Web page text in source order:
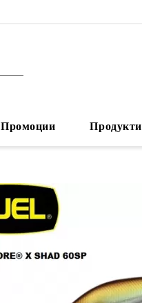
Промоции Продукти